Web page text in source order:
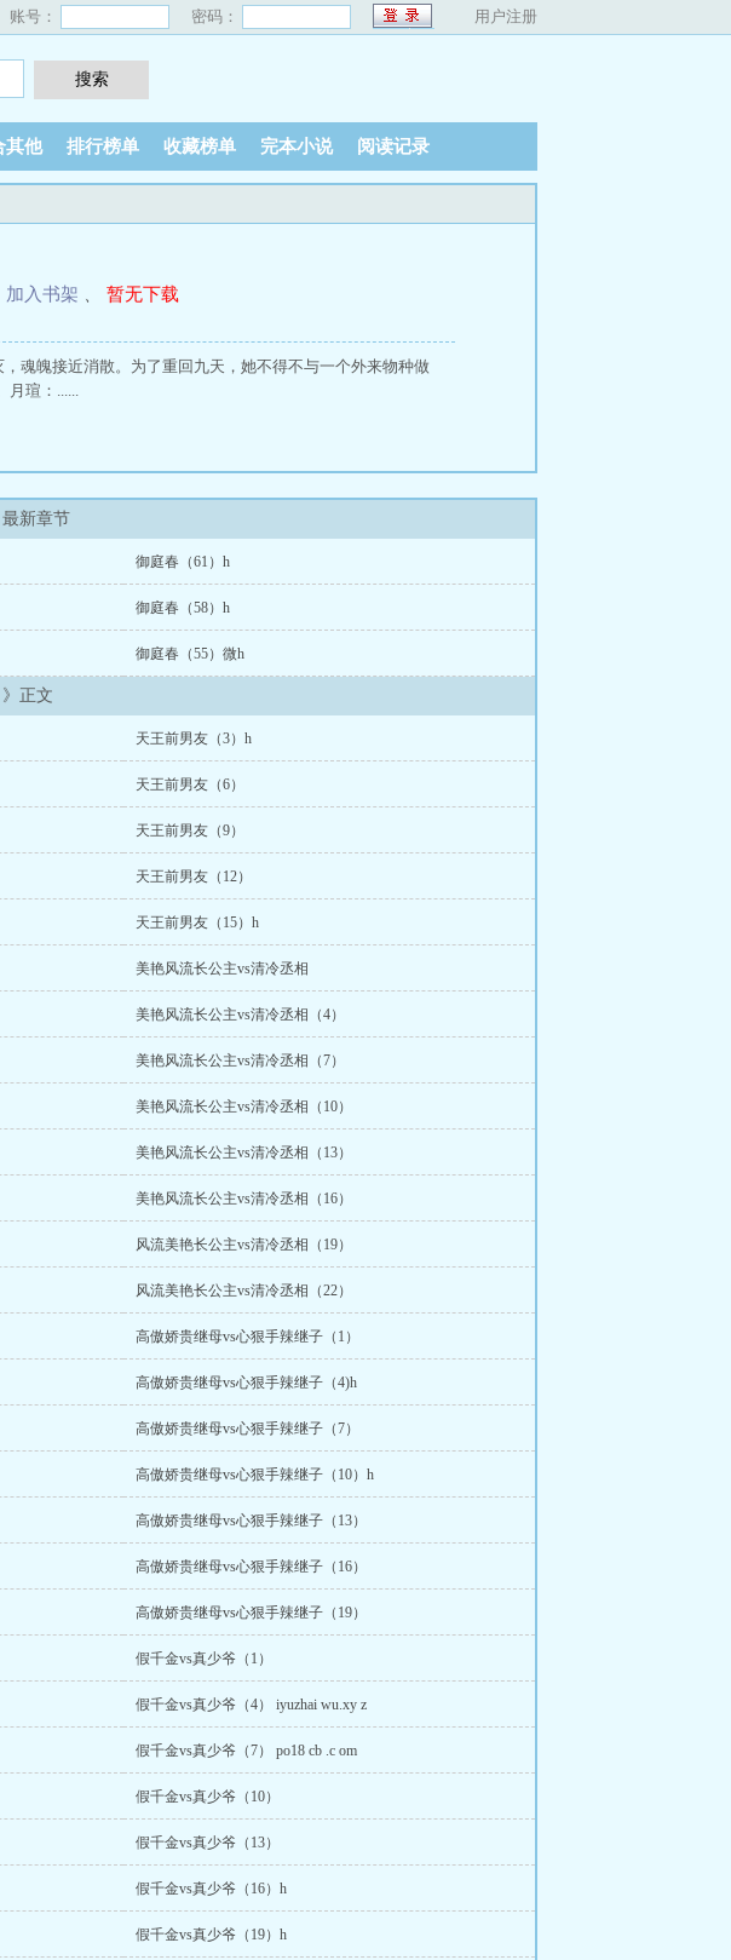
账号： 密码： 用户注册
其他 排行榜单 收藏榜单 完本小说 阅读记录
加入书架
暂无下载
魂魄接近消散。为了重回九天，她不得不与一个外来物种做
月瑄：......
最新章节
御庭春（61）h
御庭春（58）h
御庭春（55）微h
正文
天王前男友（3）h
天王前男友（6）
天王前男友（9）
天王前男友（12）
天王前男友（15）h
美艳风流长公主vs清冷丞相
美艳风流长公主vs清冷丞相（4）
美艳风流长公主vs清冷丞相（7）
美艳风流长公主vs清冷丞相（10）
美艳风流长公主vs清冷丞相（13）
美艳风流长公主vs清冷丞相（16）
风流美艳长公主vs清冷丞相（19）
风流美艳长公主vs清冷丞相（22）
高傲娇贵继母vs心狠手辣继子（1）
高傲娇贵继母vs心狠手辣继子（4)h
高傲娇贵继母vs心狠手辣继子（7）
高傲娇贵继母vs心狠手辣继子（10）h
高傲娇贵继母vs心狠手辣继子（13）
高傲娇贵继母vs心狠手辣继子（16）
高傲娇贵继母vs心狠手辣继子（19）
假千金vs真少爷（1）
假千金vs真少爷（4） iyuzhai wu.xy z
假千金vs真少爷（7） po18 cb .c om
假千金vs真少爷（10）
假千金vs真少爷（13）
假千金vs真少爷（16）h
假千金vs真少爷（19）h